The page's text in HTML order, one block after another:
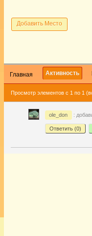
Добавить Место
Главная Активность
Просмотр элементов с 1 по 1
ole_don :
Ответить (0)